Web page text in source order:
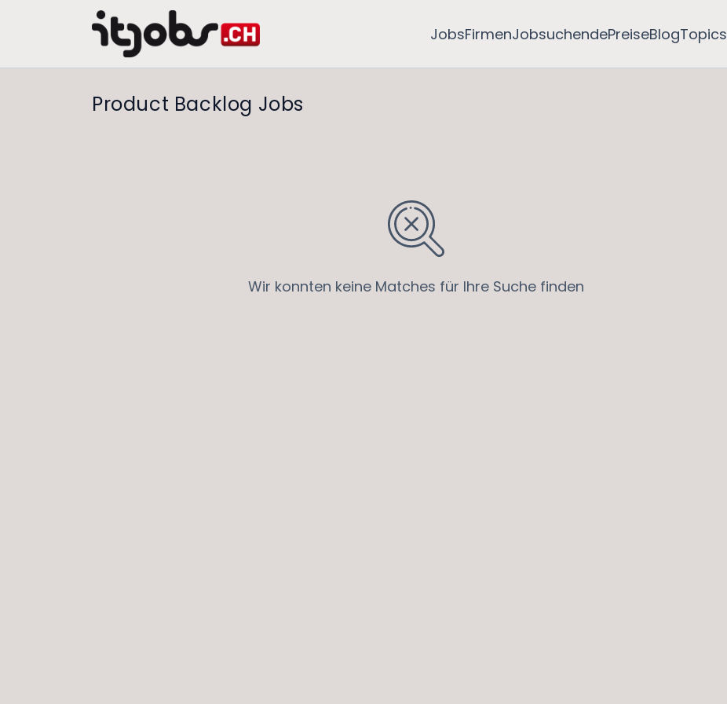
JobsFirmenJobsuchendePreiseBlogTopics
Product Backlog Jobs
Wir konnten keine Matches für Ihre Suche finden